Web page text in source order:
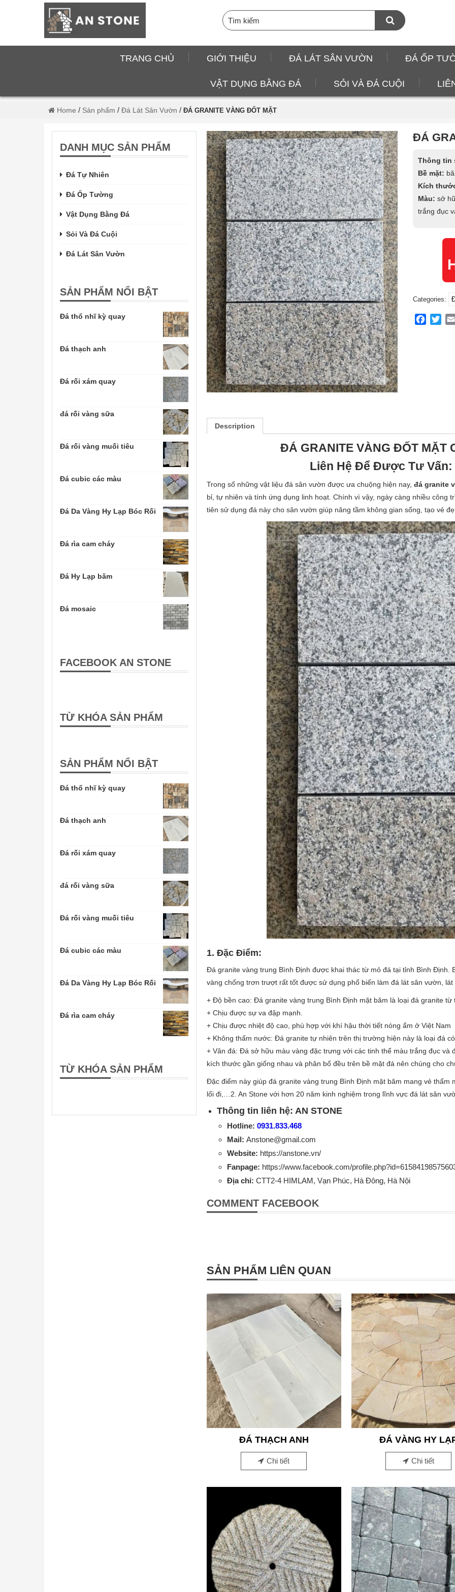
TRANG CHỦ GIỚI THIỆU ĐÁ LÁT SÂN VƯỜN ĐÁ ỐP
VẬT DỤNG BẰNG ĐÁ SỎI VÀ ĐÁ CUỘI
Home / Sản phẩm / Đá Lát Sân Vườn / ĐÁ GRANITE VÀNG ĐỐT MẶT
ĐÁ
Thông tin
Bề mặt:
Kích
Màu: sở
trắng đục
Categories:
Description
ĐÁ GRANITE VÀNG ĐỐT MẶT
Liên Hệ Để Được Tư Vấn:
Trong số những vật liệu đá sân vườn được ưa chuộng hiện nay, đá granite
bỉ, tự nhiên và tính ứng dụng linh hoạt. Chính vì vậy, ngày càng nhiều công
tiên sử dụng đá này cho sân vườn giúp nâng tầm không gian sống, tạo vẻ
1. Đặc Điểm:
Đá granite vàng trung Bình Định được khai thác từ mỏ đá tại tỉnh Bình Định.
vàng chống trơn trượt rất tốt được sử dụng phổ biến làm đá lát sân vườn, lát
+ Độ bền cao: Đá granite vàng trung Bình Định mặt băm là loại đá granite
+ Chịu được sự va đập mạnh.
+ Chịu được nhiệt độ cao, phù hợp với khí hậu thời tiết nóng ẩm ở Việt Nam
+ Không thấm nước: Đá granite tự nhiên trên thị trường hiện này là loại đá
+ Vân đá: Đá sở hữu màu vàng đặc trưng với các tinh thể màu trắng đục và
kích thước gần giống nhau và phân bố đều trên bề mặt đá nên chúng cho
Đặc điểm này giúp đá granite vàng trung Bình Định mặt băm mang vẻ
lối đi,…2. An Stone với hơn 20 năm kinh nghiệm trong lĩnh vực đá lát sân
Thông tin liên hệ: AN STONE
Hotline: 0931.833.468
Mail: Anstone@gmail.com
Website: https://anstone.vn/
Fanpage: https://www.facebook.com/
Địa chỉ: CTT2-4 HIMLAM, Vạn Phúc, Hà Đông, Hà Nội
COMMENT FACEBOOK
SẢN PHẨM LIÊN QUAN
ĐÁ THẠCH ANH
Chi tiết
ĐÁ VÀNG HY
Chi tiết
DANH MỤC SẢN PHẨM
Đá Tự Nhiên
Đá Ốp Tường
Vật Dụng Bằng Đá
Sỏi Và Đá Cuội
Đá Lát Sân Vườn
SẢN PHẨM NỔI BẬT
Đá thổ nhĩ kỳ quay
Đá thạch anh
Đá rối xám quay
đá rối vàng sữa
Đá rối vàng muối tiêu
Đá cubic các màu
Đá Da Vàng Hy Lạp Bóc Rối
Đá rìa cam cháy
Đá Hy Lạp băm
Đá mosaic
FACEBOOK AN STONE
TỪ KHÓA SẢN PHẨM
SẢN PHẨM NỔI BẬT
Đá thổ nhĩ kỳ quay
Đá thạch anh
Đá rối xám quay
đá rối vàng sữa
Đá rối vàng muối tiêu
Đá cubic các màu
Đá Da Vàng Hy Lạp Bóc Rối
Đá rìa cam cháy
TỪ KHÓA SẢN PHẨM